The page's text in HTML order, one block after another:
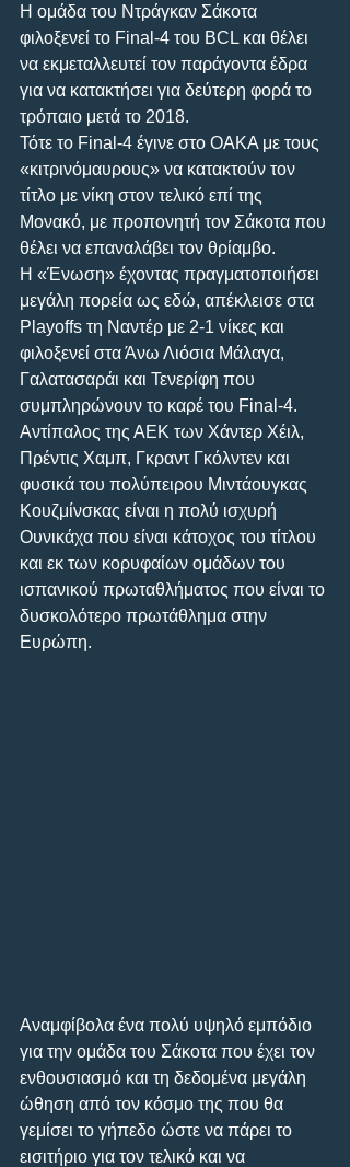
Η ομάδα του Ντράγκαν Σάκοτα
φιλοξενεί το Final-4 του BCL και θέλει
να εκμεταλλευτεί τον παράγοντα έδρα
για να κατακτήσει για δεύτερη φορά το
τρόπαιο μετά το 2018.
Τότε το Final-4 έγινε στο ΟΑΚΑ με τους
«κιτρινόμαυρους» να κατακτούν τον
τίτλο με νίκη στον τελικό επί της
Μονακό, με προπονητή τον Σάκοτα που
θέλει να επαναλάβει τον θρίαμβο.
Η «Ένωση» έχοντας πραγματοποιήσει
μεγάλη πορεία ως εδώ, απέκλεισε στα
Playoffs τη Ναντέρ με 2-1 νίκες και
φιλοξενεί στα Άνω Λιόσια Μάλαγα,
Γαλατασαράι και Τενερίφη που
συμπληρώνουν το καρέ του Final-4.
Αντίπαλος της ΑΕΚ των Χάντερ Χέιλ,
Πρέντις Χαμπ, Γκραντ Γκόλντεν και
φυσικά του πολύπειρου Μιντάουγκας
Κουζμίνσκας είναι η πολύ ισχυρή
Ουνικάχα που είναι κάτοχος του τίτλου
και εκ των κορυφαίων ομάδων του
ισπανικού πρωταθλήματος που είναι το
δυσκολότερο πρωτάθλημα στην
Ευρώπη.
Αναμφίβολα ένα πολύ υψηλό εμπόδιο
για την ομάδα του Σάκοτα που έχει τον
ενθουσιασμό και τη δεδομένα μεγάλη
ώθηση από τον κόσμο της που θα
γεμίσει το γήπεδο ώστε να πάρει το
εισιτήριο για τον τελικό και να